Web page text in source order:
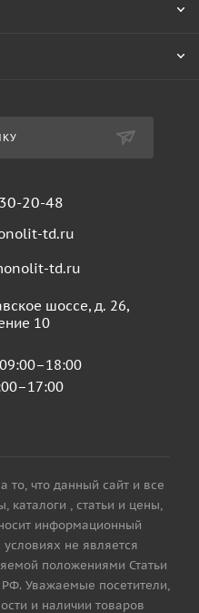
20-48
td.ru
td.ru
шоссе, д. 26,
10
что данный сайт и все
, статьи и цены,
информационный
не является
положениями Статьи
РФ. Уважаемые посетители,
и наличии товаров